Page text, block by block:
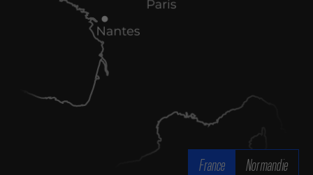
France Normandie